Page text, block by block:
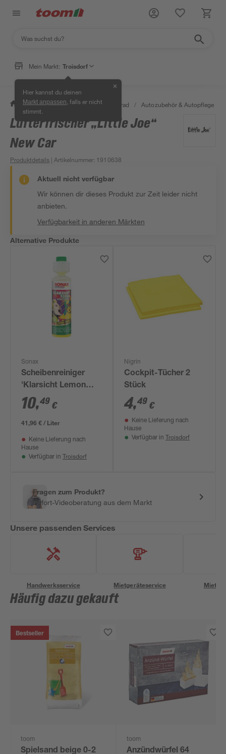
Mein Markt: Troisdorf
Hier kannst du deinen
Markt anpassen , falls er nicht
stimmt.
✕
/ Garten & Freizeit / Auto & Fahrrad / Autozubehör & Autopflege
Lufterfrischer „Little Joe“
New Car
Produktdetails | Artikelnummer: 1910638
Aktuell nicht verfügbar
Wir können dir dieses Produkt zur Zeit leider nicht
anbieten.
Verfügbarkeit in anderen Märkten
Alternative Produkte
Sonax
Scheibenreiniger
'Klarsicht Lemon
Rocks' 1:100
Konzentrat 250 ml
10,49 €
41,96 € / Liter
Keine Lieferung nach
Hause
Verfügbar in Troisdorf
Nigrin
Cockpit-Tücher 2
Stück
4,49 €
Keine Lieferung nach
Hause
Verfügbar in Troisdorf
Fragen zum Produkt?
Sofort-Videoberatung aus dem Markt
Unsere passenden Services
Handwerksservice Mietgeräteservice
Häufig dazu gekauft
Bestseller
toom
Spielsand beige 0-2
toom
Anzündwürfel 64